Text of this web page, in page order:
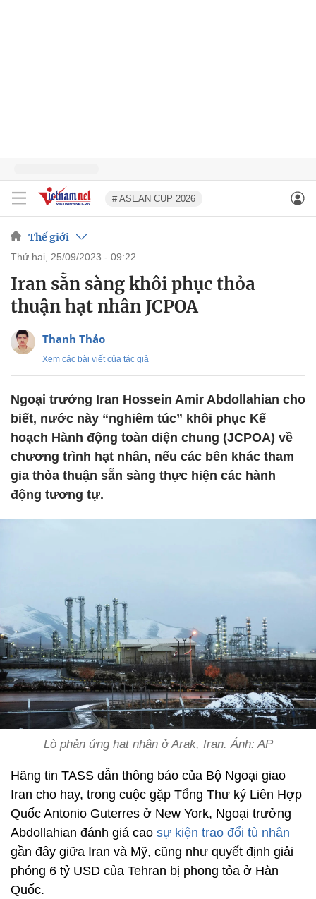
# ASEAN CUP 2026
Thế giới
thứ hai, 25/09/2023 - 09:22
Iran sẵn sàng khôi phục thỏa
thuận hạt nhân JCPOA
Thanh Thảo
Xem các bài viết của tác giả
Ngoại trưởng Iran Hossein Amir Abdollahian cho
biết, nước này “nghiêm túc” khôi phục Kế
hoạch Hành động toàn diện chung (JCPOA) về
chương trình hạt nhân, nếu các bên khác tham
gia thỏa thuận sẵn sàng thực hiện các hành
động tương tự.
Lò phản ứng hạt nhân ở Arak, Iran. Ảnh: AP
Hãng tin TASS dẫn thông báo của Bộ Ngoại giao
Iran cho hay, trong cuộc gặp Tổng Thư ký Liên Hợp
Quốc Antonio Guterres ở New York, Ngoại trưởng
Abdollahian đánh giá cao sự kiện trao đổi tù nhân
gần đây giữa Iran và Mỹ, cũng như quyết định giải
phóng 6 tỷ USD của Tehran bị phong tỏa ở Hàn
Quốc.